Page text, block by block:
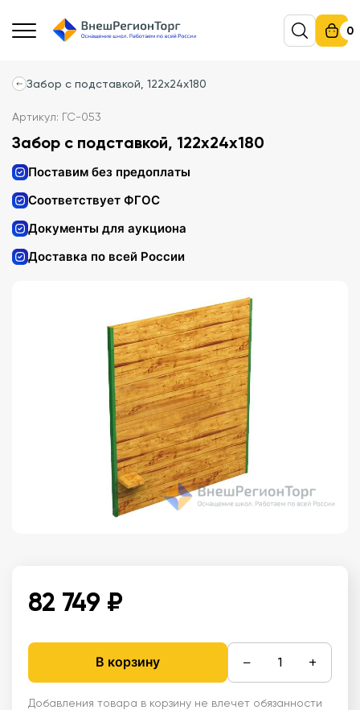
0
Забор с подставкой, 122х24х180
Артикул: ГС-053
Забор с подставкой, 122х24х180
Поставим без предоплаты
Соответствует ФГОС
Документы для аукциона
Доставка по всей России
82 749 ₽
В корзину − +
Добавления товара в корзину не влечет обязанности